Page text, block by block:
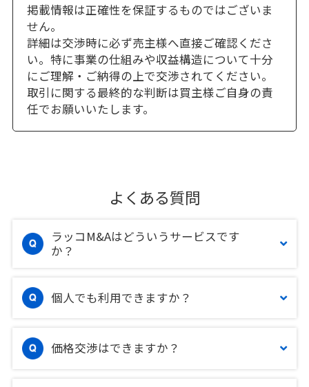
掲載情報は正確性を保証するものではございま
せん。
詳細は交渉時に必ず売主様へ直接ご確認くださ
い。特に事業の仕組みや収益構造について十分
にご理解・ご納得の上で交渉されてください。
取引に関する最終的な判断は買主様ご自身の責
任でお願いいたします。
よくある質問
ラッコM&Aはどういうサービスです
か？
個人でも利用できますか？
価格交渉はできますか？